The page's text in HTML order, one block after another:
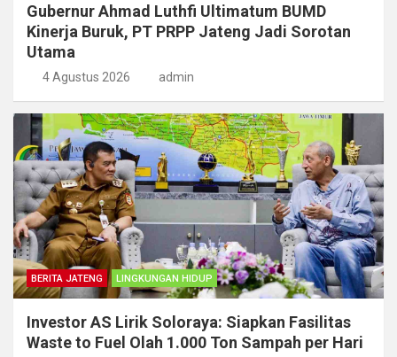
Gubernur Ahmad Luthfi Ultimatum BUMD
Kinerja Buruk, PT PRPP Jateng Jadi Sorotan
Utama
4 Agustus 2026 admin
BERITA JATENG LINGKUNGAN HIDUP
Investor AS Lirik Soloraya: Siapkan Fasilitas
Waste to Fuel Olah 1.000 Ton Sampah per Hari